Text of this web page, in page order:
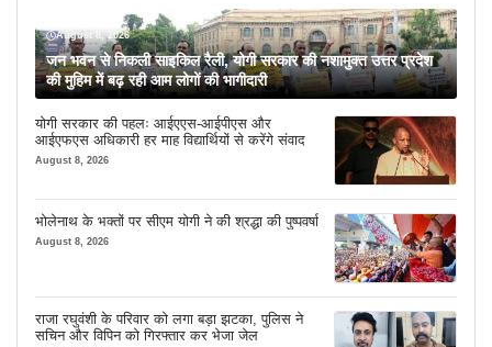
August 8, 2026
जन भवन से निकली साइकिल रैली, योगी सरकार की नशामुक्त उत्तर प्रदेश
की मुहिम में बढ़ रही आम लोगों की भागीदारी
योगी सरकार की पहलः आईएएस-आईपीएस और
आईएफएस अधिकारी हर माह विद्यार्थियों से करेंगे संवाद
August 8, 2026
भोलेनाथ के भक्तों पर सीएम योगी ने की श्रद्धा की पुष्पवर्षा
August 8, 2026
राजा रघुवंशी के परिवार को लगा बड़ा झटका, पुलिस ने
सचिन और विपिन को गिरफ्तार कर भेजा जेल